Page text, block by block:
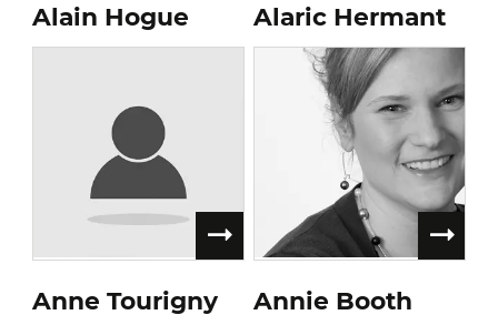
Alain Hogue Alaric Hermant
Anne Tourigny Annie Booth